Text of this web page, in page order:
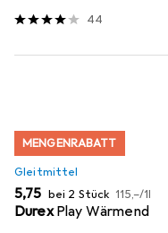
44
MENGENRABATT
Gleitmittel
EUR
5,75 bei 2 Stück EUR
115,–/1l
Durex Play Wärmend